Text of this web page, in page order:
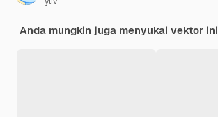
Anda mungkin juga menyukai vektor ini